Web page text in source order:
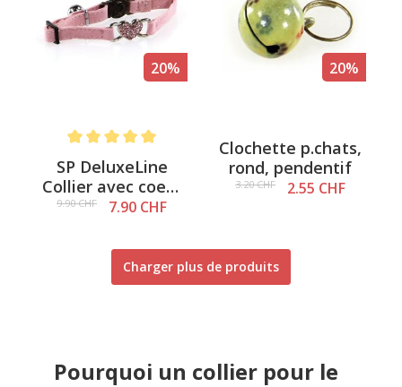
20%
Note moyenne de 5 sur 5 étoiles
SP DeluxeLine
Collier avec coeur
en diamant rose,
9.90 CHF 7.90 CHF
20%
Clochette p.chats,
rond, pendentif
3.20 CHF 2.55 CHF
Charger plus de produits
Pourquoi un collier pour le